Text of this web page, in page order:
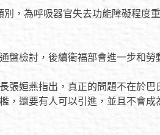
，為呼吸器官失去功能障礙程
盤檢討，後續衛福部會進一步和勞
張姮燕指出，真正的問題不在於
，還要有人可以引進，並且不會